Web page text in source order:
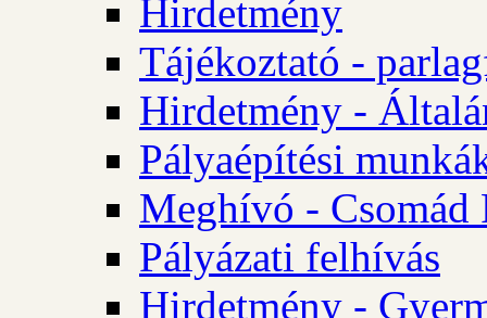
Hirdetmény
Tájékoztató -
Hirdetmény -
Pályaépítési
Meghívó - Csomád
Pályázati felhívás
Hirdetmény -